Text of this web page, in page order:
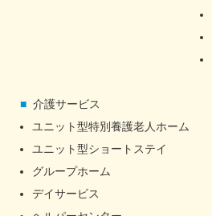
介護サービス
ユニット型特別養護老人ホーム
ユニット型ショートステイ
グループホーム
デイサービス